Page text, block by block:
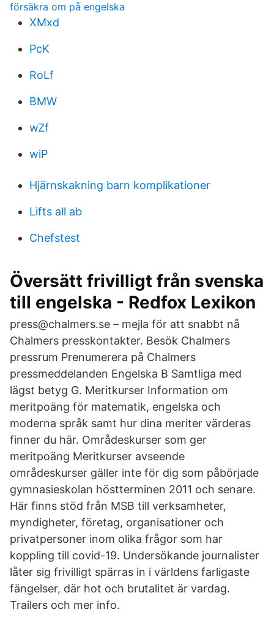
försäkra om på engelska
XMxd
PcK
RoLf
BMW
wZf
wiP
Hjärnskakning barn komplikationer
Lifts all ab
Chefstest
Översätt frivilligt från svenska
till engelska - Redfox Lexikon
press@chalmers.se – mejla för att snabbt nå
Chalmers presskontakter. Besök Chalmers
pressrum Prenumerera på Chalmers
pressmeddelanden Engelska B Samtliga med
lägst betyg G. Meritkurser Information om
meritpoäng för matematik, engelska och
moderna språk samt hur dina meriter värderas
finner du här. Områdeskurser som ger
meritpoäng Meritkurser avseende
områdeskurser gäller inte för dig som påbörjade
gymnasieskolan höstterminen 2011 och senare.
Här finns stöd från MSB till verksamheter,
myndigheter, företag, organisationer och
privatpersoner inom olika frågor som har
koppling till covid-19. Undersökande journalister
låter sig frivilligt spärras in i världens farligaste
fängelser, där hot och brutalitet är vardag.
Trailers och mer info.